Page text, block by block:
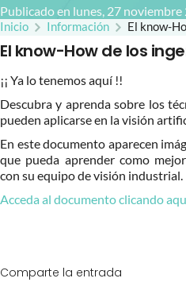
Publicado en lunes, 27 noviembre
Inicio Información El know-
El know-How de los
¡¡ Ya lo tenemos aquí !!
Descubra y aprenda sobre los
pueden aplicarse en la visión
En este documento aparecen
que pueda aprender como
con su equipo de visión industrial.
Acceda al documento clicando
Comparte la entrada